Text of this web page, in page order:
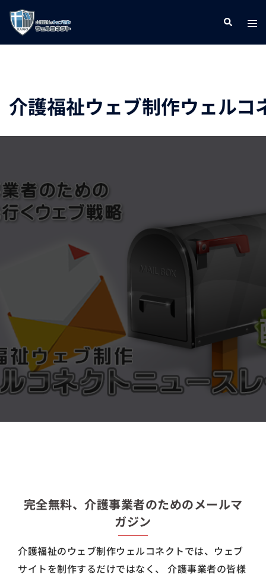
テ
キ
検
索
ト
ュ
介護福祉ウェブ制作ウェルコ
完全無料、介護事業者のためのメールマ
ガジン
介護福祉のウェブ制作ウェルコネクトでは、ウェブ
サイトを制作するだけではなく、 介護事業者の皆様